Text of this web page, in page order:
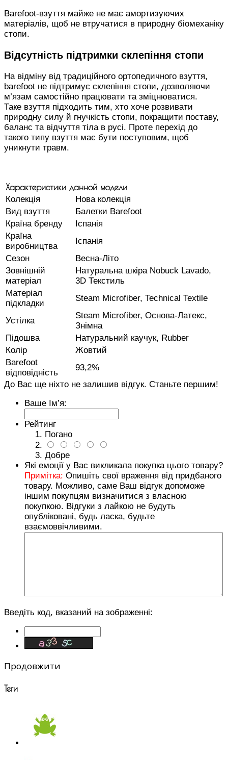
Barefoot-взуття майже не має амортизуючих
матеріалів, щоб не втручатися в природну біомеханіку
стопи.
Відсутність підтримки склепіння стопи
На відміну від традиційного ортопедичного взуття,
barefoot не підтримує склепіння стопи, дозволяючи
м’язам самостійно працювати та зміцнюватися.
Таке взуття підходить тим, хто хоче розвивати
природну силу й гнучкість стопи, покращити поставу,
баланс та відчуття тіла в русі. Проте перехід до
такого типу взуття має бути поступовим, щоб
уникнути травм.
Характеристики данной модели
Колекція
Нова колекція
Вид взуття
Балетки Barefoot
Країна бренду
Іспанія
Країна
виробництва
Іспанія
Сезон
Весна-Літо
Зовнішній
матеріал
Натуральна шкіра Nobuck Lavado,
3D Текстиль
Матеріал
підкладки
Steam Microfiber, Technical Textile
Устілка
Steam Microfiber, Основа-Латекс,
Знімна
Підошва
Натуральний каучук, Rubber
Колір
Жовтий
Barefoot
відповідність
93,2%
До Вас ще ніхто не залишив відгук. Станьте першим!
Ваше Ім’я:
Рейтинг
Погано
Добре
Які емоції у Вас викликала покупка цього товару?
Примітка: Опишіть свої враження від придбаного
товару. Можливо, саме Ваш відгук допоможе
іншим покупцям визначитися з власною
покупкою. Відгуки з лайкою не будуть
опубліковані, будь ласка, будьте
взаємоввічливими.
Введіть код, вказаний на зображенні:
Продовжити
Теги